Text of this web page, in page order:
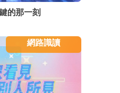
的那一刻
網路識讀